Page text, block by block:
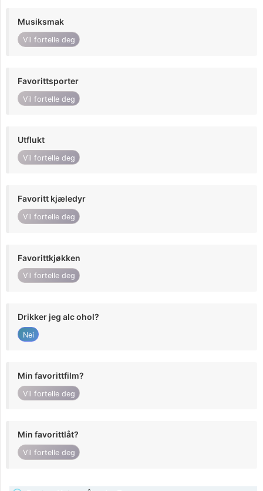
Musiksmak
Vil fortelle deg
Favorittsporter
Vil fortelle deg
Utflukt
Vil fortelle deg
Favoritt kjæledyr
Vil fortelle deg
Favorittkjøkken
Vil fortelle deg
Drikker jeg alc ohol?
Nei
Min favorittfilm?
Vil fortelle deg
Min favorittlåt?
Vil fortelle deg